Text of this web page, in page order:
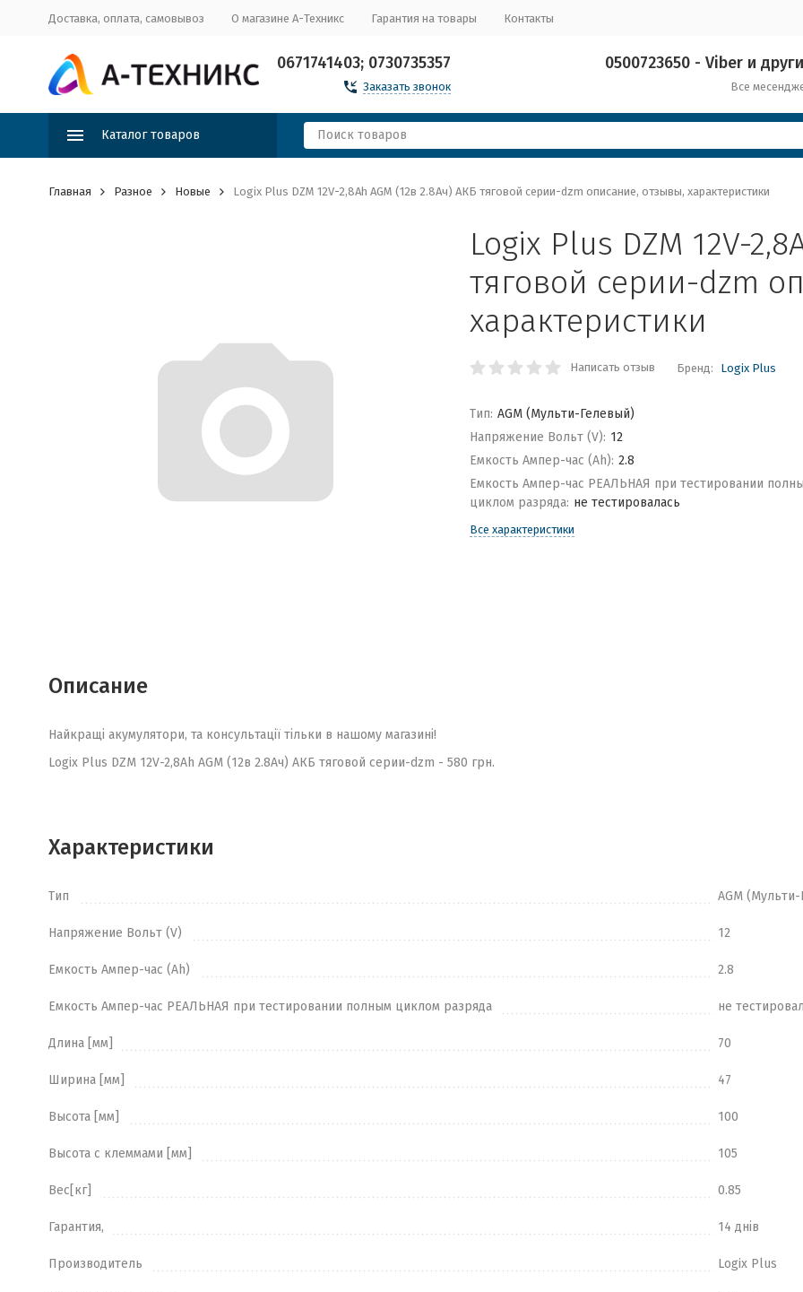
Доставка, оплата, самовывоз О магазине А-Техникс Гарантия на товары Контакты
0671741403; 0730735357
Заказать звонок
0500723650 - Viber и
Все
Каталог товаров
Главная Разное Новые Logix Plus DZM 12V-2,8Ah AGM (12в 2.8Ач) АКБ тяговой серии-dzm описание, отзывы, характеристики
Logix Plus DZM 12V-
тяговой серии-dzm
характеристики
Написать отзыв Бренд: Logix Plus
Тип: AGM (Мульти-Гелевый)
Напряжение Вольт (V): 12
Емкость Ампер-час (Ah): 2.8
Емкость Ампер-час РЕАЛЬНАЯ при тестировании
циклом разряда: не тестировалась
Все характеристики
Описание
Найкращі акумулятори, та консультації тільки в нашому магазині!
Logix Plus DZM 12V-2,8Ah AGM (12в 2.8Ач) АКБ тяговой серии-dzm - 580 грн.
Характеристики
Тип AGM
Напряжение Вольт (V) 12
Емкость Ампер-час (Ah) 2.8
Емкость Ампер-час РЕАЛЬНАЯ при тестировании полным циклом разряда не
Длина [мм] 70
Ширина [мм] 47
Высота [мм] 100
Высота с клеммами [мм] 105
Вес[кг] 0.85
Гарантия, 14 днів
Производитель Logix Plus